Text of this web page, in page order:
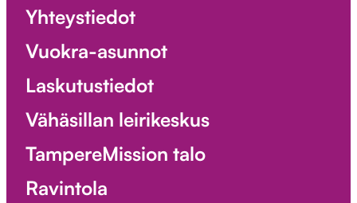
Yhteystiedot
Vuokra-asunnot
Laskutustiedot
Vähäsillan leirikeskus
TampereMission talo
Ravintola